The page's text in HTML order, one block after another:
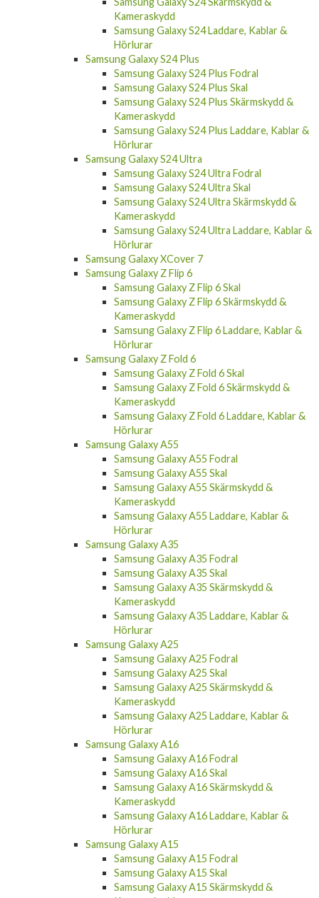
Samsung Galaxy S24
Samsung Galaxy S24 Fodral
Samsung Galaxy S24 Skal
Samsung Galaxy S24 Skärmskydd &
Kameraskydd
Samsung Galaxy S24 Laddare, Kablar &
Hörlurar
Samsung Galaxy S24 Plus
Samsung Galaxy S24 Plus Fodral
Samsung Galaxy S24 Plus Skal
Samsung Galaxy S24 Plus Skärmskydd &
Kameraskydd
Samsung Galaxy S24 Plus Laddare, Kablar &
Hörlurar
Samsung Galaxy S24 Ultra
Samsung Galaxy S24 Ultra Fodral
Samsung Galaxy S24 Ultra Skal
Samsung Galaxy S24 Ultra Skärmskydd &
Kameraskydd
Samsung Galaxy S24 Ultra Laddare, Kablar &
Hörlurar
Samsung Galaxy XCover 7
Samsung Galaxy Z Flip 6
Samsung Galaxy Z Flip 6 Skal
Samsung Galaxy Z Flip 6 Skärmskydd &
Kameraskydd
Samsung Galaxy Z Flip 6 Laddare, Kablar &
Hörlurar
Samsung Galaxy Z Fold 6
Samsung Galaxy Z Fold 6 Skal
Samsung Galaxy Z Fold 6 Skärmskydd &
Kameraskydd
Samsung Galaxy Z Fold 6 Laddare, Kablar &
Hörlurar
Samsung Galaxy A55
Samsung Galaxy A55 Fodral
Samsung Galaxy A55 Skal
Samsung Galaxy A55 Skärmskydd &
Kameraskydd
Samsung Galaxy A55 Laddare, Kablar &
Hörlurar
Samsung Galaxy A35
Samsung Galaxy A35 Fodral
Samsung Galaxy A35 Skal
Samsung Galaxy A35 Skärmskydd &
Kameraskydd
Samsung Galaxy A35 Laddare, Kablar &
Hörlurar
Samsung Galaxy A25
Samsung Galaxy A25 Fodral
Samsung Galaxy A25 Skal
Samsung Galaxy A25 Skärmskydd &
Kameraskydd
Samsung Galaxy A25 Laddare, Kablar &
Hörlurar
Samsung Galaxy A16
Samsung Galaxy A16 Fodral
Samsung Galaxy A16 Skal
Samsung Galaxy A16 Skärmskydd &
Kameraskydd
Samsung Galaxy A16 Laddare, Kablar &
Hörlurar
Samsung Galaxy A15